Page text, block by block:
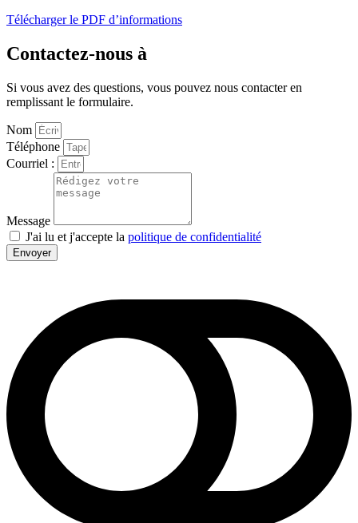
Télécharger le PDF d’informations
Contactez-nous à
Si vous avez des questions, vous pouvez nous contacter en
remplissant le formulaire.
Nom
Téléphone
Courriel :
Message
J'ai lu et j'accepte la politique de confidentialité
Envoyer